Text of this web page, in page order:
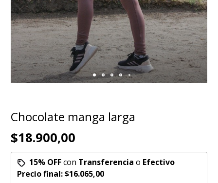
Chocolate manga larga
$18.900,00
15% OFFcon Transferencia o Efectivo
Precio final:$16.065,00